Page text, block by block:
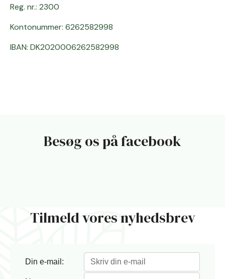
Reg. nr.: 2300
Kontonummer: 6262582998
IBAN: DK2020006262582998
Besøg os på facebook
Tilmeld vores nyhedsbrev
Din e-mail: